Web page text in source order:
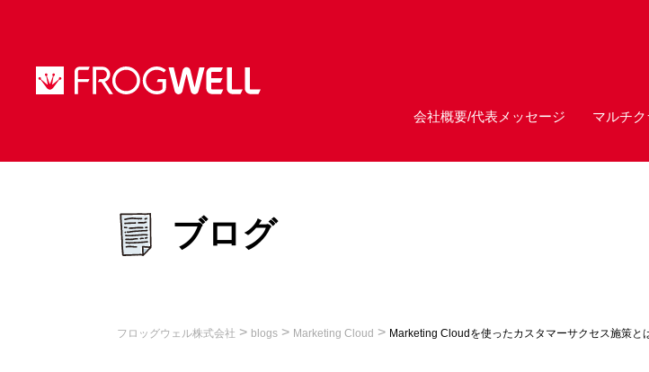
会社概要/代表メッセージ マルチ
ブログ
フロッグウェル株式会社 > blogs > Marketing Cloud > Marketing Cloudを使ったカスタマーサクセス施策